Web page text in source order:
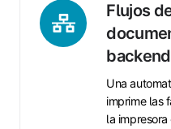
Flujos
backend
Una
imprime las
la
Flujos
de
trabajo
documentos